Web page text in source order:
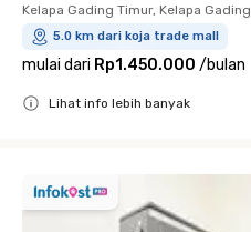
Kelapa Gading Timur, Kelapa Gading
5.0 km dari koja trade mall
mulai dari Rp1.450.000 /bulan
Lihat info lebih banyak